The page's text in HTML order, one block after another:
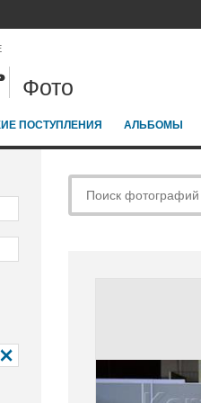
Фото
ПОСТУПЛЕНИЯ АЛЬБОМЫ